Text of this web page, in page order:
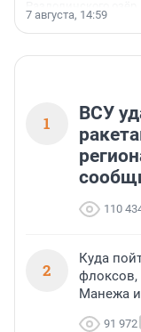
недалеко от
водопада.
7 августа, 14:59
1
ВСУ
110
2
Куда
флоксов,
Манежа
91 972